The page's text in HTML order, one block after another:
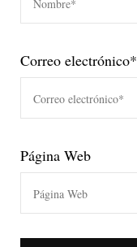
Correo electrónico*
Página Web